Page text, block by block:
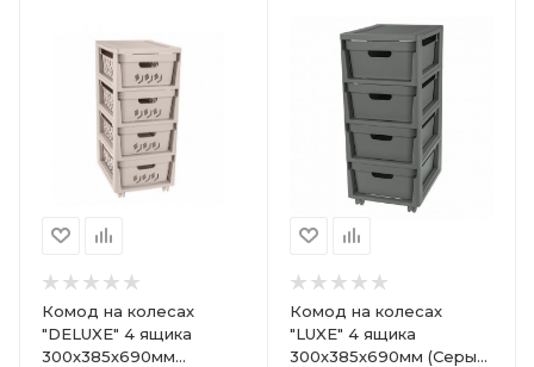
Комод на колесах
"DELUXE" 4 ящика
300х385х690мм
Комод на колесах
"LUXE" 4 ящика
300х385х690мм (Серый)